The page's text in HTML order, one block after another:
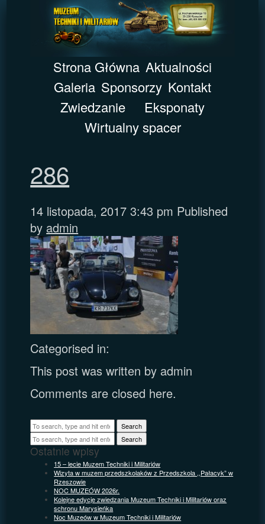
Strona Główna Aktualności
Galeria Sponsorzy Kontakt
Zwiedzanie
Eksponaty
Wirtualny spacer
286
14 listopada, 2017 3:43 pm Published
by admin
Categorised in:
This post was written by admin
Comments are closed here.
Search
Search
Ostatnie wpisy
15 – lecie Muzem Techniki i Militariów
Wizyta w muzem przedszkolaków z Przedszkola ,,Pałacyk” w
Rzeszowie
NOC MUZEÓW 2026r.
Kolejne edycje zwiedzania Muzeum Techniki i Militariów oraz
schronu Marysieńka
Noc Muzeów w Muzeum Techniki i Militariów